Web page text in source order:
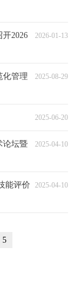
2026
2026-01-13
化管理
2025-08-29
2025-06-20
论坛暨
2025-04-10
能评价
2025-04-10
5